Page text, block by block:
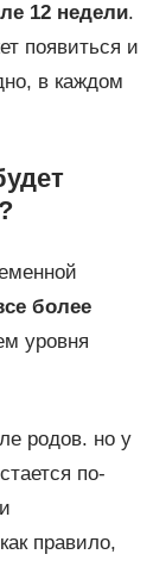
12 недели.
появиться и
в каждом
более
уровня
родов. но у
по-
правило,